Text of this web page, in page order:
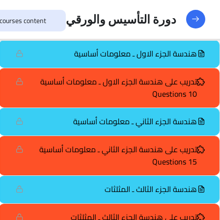
تدريب على الأفكار المتنوعةـ الجزء الثالث
20 Questions
هندسة الجزء الاول ـ معلومات أساسية
تدريب على هندسة الجزء الاول ـ معلومات أساسية
10 Questions
هندسة الجزء الثاني ـ معلومات أساسية
تدريب على هندسة الجزء الثاني ـ معلومات أساسية
15 Questions
هندسة الجزء الثالث ـ المثلثات
تدريب على هندسة الجزء الثالث ـ المثلثات
دورة التأسيس والورقي